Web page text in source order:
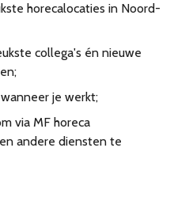
horecalocaties in Noord-
collega's én nieuwe
je werkt;
via MF horeca
andere diensten te